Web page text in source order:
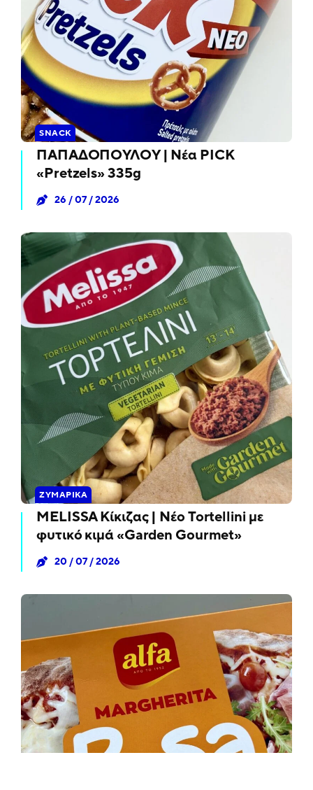
SNACK
ΠΑΠΑΔΟΠΟΥΛΟΥ | Νέα PICK
«Pretzels» 335g
26 / 07 / 2026
ΖΥΜΑΡΙΚΆ
MELISSA Κίκιζας | Νέο Tortellini με
φυτικό κιμά «Garden Gourmet»
20 / 07 / 2026